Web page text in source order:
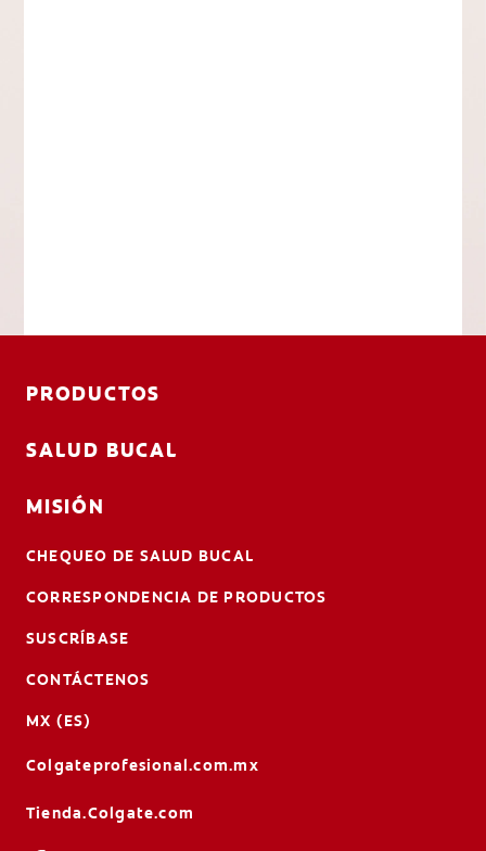
PRODUCTOS
SALUD BUCAL
MISIÓN
CHEQUEO DE SALUD BUCAL
CORRESPONDENCIA DE PRODUCTOS
SUSCRÍBASE
CONTÁCTENOS
MX (ES)
Colgateprofesional.com.mx
Tienda.Colgate.com